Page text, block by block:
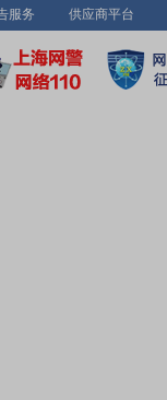
服务 供应商平台